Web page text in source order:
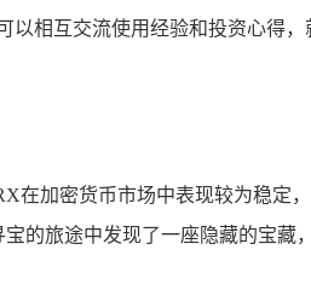
相互交流使用经验和投资心得
在加密货币市场中表现较为稳
的旅途中发现了一座隐藏的宝